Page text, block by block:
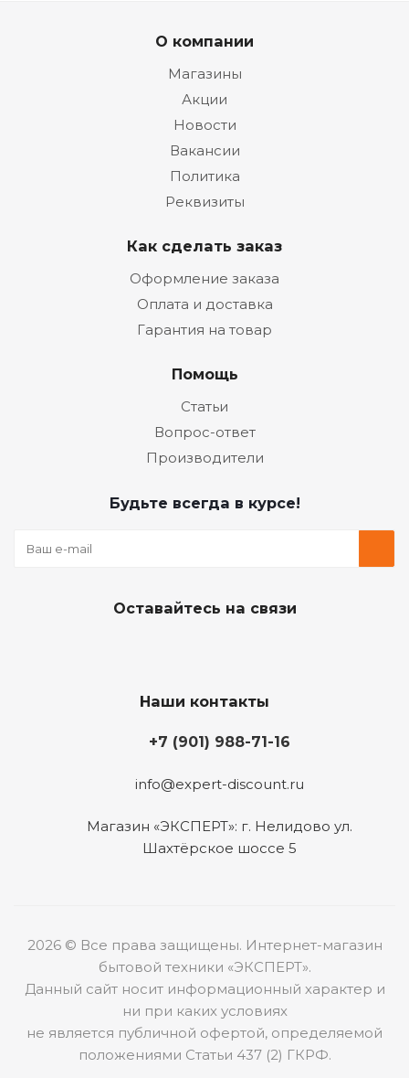
О компании
Магазины
Акции
Новости
Вакансии
Политика
Реквизиты
Как сделать заказ
Оформление заказа
Оплата и доставка
Гарантия на товар
Помощь
Статьи
Вопрос-ответ
Производители
Будьте всегда в курсе!
Оставайтесь на связи
Наши контакты
+7 (901) 988-71-16
info@expert-discount.ru
Магазин «ЭКСПЕРТ»: г. Нелидово ул.
Шахтёрское шоссе 5
2026 © Все права защищены. Интернет-магазин
бытовой техники «ЭКСПЕРТ».
Данный сайт носит информационный характер и
ни при каких условиях
не является публичной офертой, определяемой
положениями Статьи 437 (2) ГКРФ.